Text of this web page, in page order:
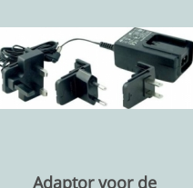
Adaptor voor de